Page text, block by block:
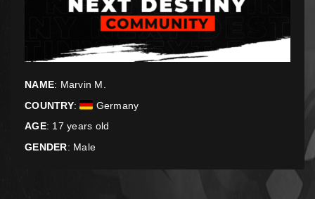
NAME: Marvin M.
COUNTRY:
Germany
AGE: 17 years old
GENDER: Male